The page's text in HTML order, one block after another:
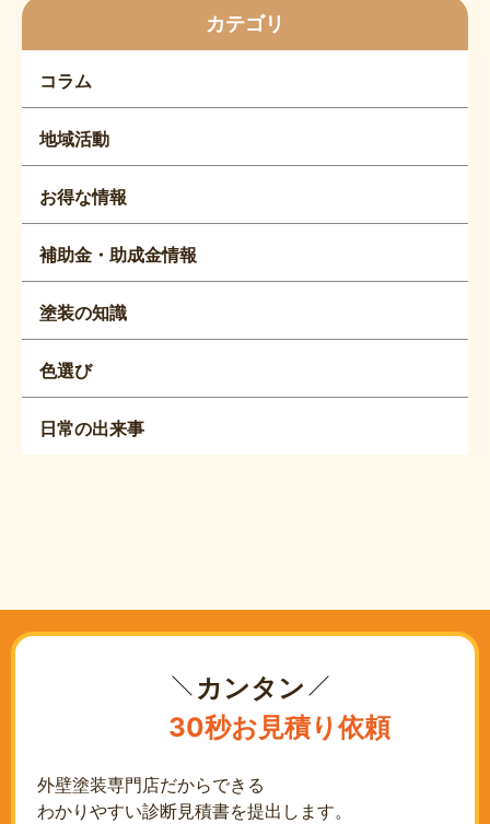
カテゴリ
コラム
地域活動
お得な情報
補助金・助成金情報
塗装の知識
色選び
日常の出来事
カンタン
30秒お見積り依頼
外壁塗装専門店だからできる
わかりやすい診断見積書を提出します。